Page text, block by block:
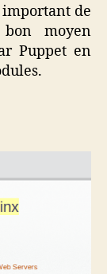
de
moyen
Puppet en